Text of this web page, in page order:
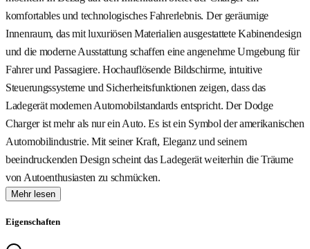
komfortables und technologisches Fahrerlebnis. Der geräumige
Innenraum, das mit luxuriösen Materialien ausgestattete Kabinendesign
und die moderne Ausstattung schaffen eine angenehme Umgebung für
Fahrer und Passagiere. Hochauflösende Bildschirme, intuitive
Steuerungssysteme und Sicherheitsfunktionen zeigen, dass das
Ladegerät modernen Automobilstandards entspricht. Der Dodge
Charger ist mehr als nur ein Auto. Es ist ein Symbol der amerikanischen
Automobilindustrie. Mit seiner Kraft, Eleganz und seinem
beeindruckenden Design scheint das Ladegerät weiterhin die Träume
von Autoenthusiasten zu schmücken.
Mehr lesen
Eigenschaften